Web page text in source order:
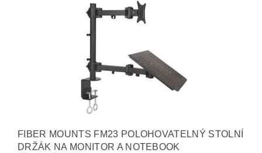
FIBER MOUNTS FM23 POLOHOVATELNÝ STOLNÍ
DRŽÁK NA MONITOR A NOTEBOOK